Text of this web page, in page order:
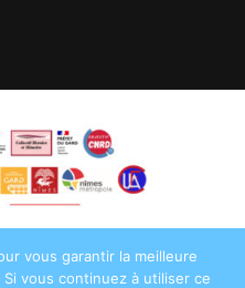
vous garantir la meilleure
vous continuez à utiliser ce